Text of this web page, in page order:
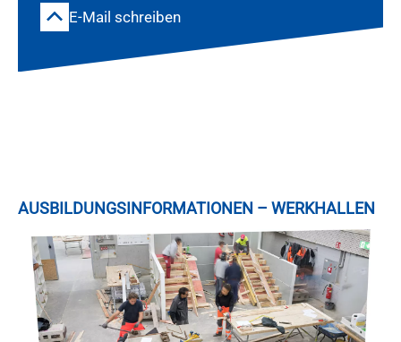
E-Mail schreiben
AUS­BIL­DUNGS­IN­FOR­MA­TIO­NEN – WERK­HAL­LEN